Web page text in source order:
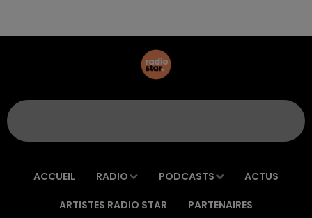
ACCUEIL RADIO PODCASTS ACTUS
ARTISTES RADIO STAR PARTENAIRES